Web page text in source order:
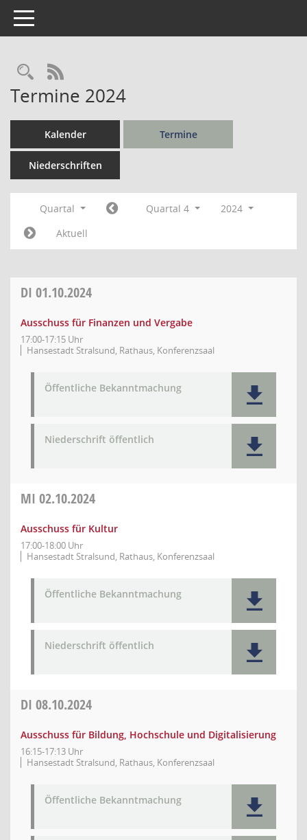
Toggle navigation
Rechercheauswahl
RSS-Feed
Termine 2024
Kalender Termine
Niederschriften
Quartal Quartal 4
2024
Aktuell
DI 01.10.2024
Ausschuss für Finanzen und Vergabe
17:00-17:15 Uhr
Hansestadt Stralsund, Rathaus, Konferenzsaal
Öffentliche Bekanntmachung
Niederschrift öffentlich
MI 02.10.2024
Ausschuss für Kultur
17:00-18:00 Uhr
Hansestadt Stralsund, Rathaus, Konferenzsaal
Öffentliche Bekanntmachung
Niederschrift öffentlich
DI 08.10.2024
Ausschuss für Bildung, Hochschule und Digitalisierung
16:15-17:13 Uhr
Hansestadt Stralsund, Rathaus, Konferenzsaal
Öffentliche Bekanntmachung